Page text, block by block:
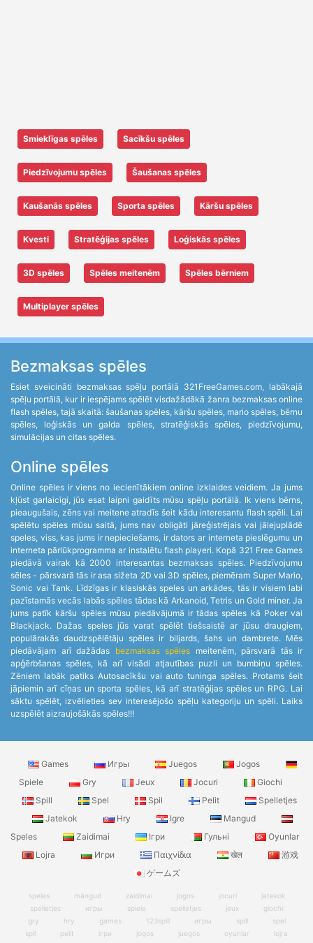
Smieklīgas spēles Sacīkšu spēles
Piedzīvojumu spēles Šaušanas spēles
Kaušanās spēles Sporta spēles Kāršu spēles
Kvesti Stratēģijas spēles Loģiskās spēles
3D spēles Spēles meitenēm Spēles bērniem
Multiplayer spēles
Bezmaksas spēles
Esiet sveicināti bezmaksas spēļu portālā 321FreeGames.com, labākajā
spēļu portālā, kur ir iespējams spēlēt visdažādākā žanra bezmaksas online
flash spēles, tajā skaitā: šaušanas spēles, kāršu spēles, mario spēles, bērnu
spēles, loģiskās un galda spēles, stratēģiskās spēles, piedzīvojumu,
simulācijas un citas spēles.
Online spēles
Online spēles ir viens no iecienītākiem online izklaides veidiem. Ja jums
kļūst garlaicīgi, jūs esat laipni gaidīts mūsu spēļu portālā. Ik viens bērns,
pieaugušais, zēns vai meitene atradīs šeit kādu interesantu flash spēli. Lai
spēlētu spēles mūsu saitā, jums nav obligāti jāreģistrējais vai jālejuplādē
speles, viss, kas jums ir nepieciešams, ir dators ar interneta pieslēgumu un
interneta pārlūkprogramma ar instalētu flash playeri. Kopā 321 Free Games
piedāvā vairak kā 2000 interesantas bezmaksas spēles. Piedzīvojumu
sēles - pārsvarā tās ir asa sižeta 2D vai 3D spēles, piemēram Super Mario,
Sonic vai Tank. Līdzīgas ir klasiskās speles un arkādes, tās ir visiem labi
pazīstamās vecās labās spēles tādas kā Arkanoid, Tetris un Gold miner. Ja
jums patīk kāršu spēles mūsu piedāvājumā ir tādas spēles kā Poker vai
Blackjack. Dažas speles jūs varat spēlēt tiešsaistē ar jūsu draugiem,
populārakās daudzspēlētāju spēles ir biljards, šahs un dambrete. Mēs
piedāvājam arī dažādas bezmaksas spēles meitenēm, pārsvarā tās ir
apģērbšanas spēles, kā arī visādi atjautības puzli un bumbiņu spēles.
Zēniem labāk patiks Autosacīkšu vai auto tuninga spēles. Protams šeit
jāpiemin arī cīņas un sporta spēles, kā arī stratēģijas spēles un RPG. Lai
sāktu spēlēt, izvēlieties sev interesējošo spēļu kategoriju un spēli. Laiks
uzspēlēt aizraujošākās spēles!!!
Games Игры Juegos
Jogos
Spiele
Gry Jeux Jocuri
Giochi
Spill
Spel Spil Pelit
Spelletjes
Jatekok
Hry Igre
Mangud
Speles
Zaidimai Ігри Гульні
Oyunlar
Lojra
Игри Παιχνίδια खेल
游戏
ゲームズ
speles mängud zaidimai jogos jocuri
jatekok
spelletjes
игры spiele spelletjes jeux
giochi
gry
hry games 123spill игры spill
spel
spil
pelit ігри jogos juegos oyunlar
lojra